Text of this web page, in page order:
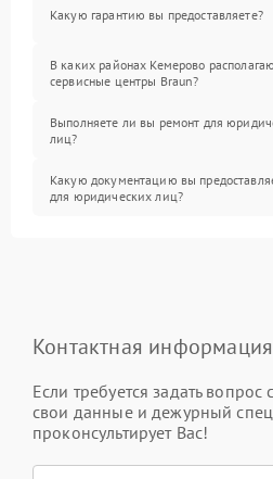
Какую гарантию вы предоставляете?
В каких районах Кемерово
сервисные центры Braun?
Выполняете ли вы ремонт для
лиц?
Какую документацию вы
для юридических лиц?
Контактная информация
Если требуется задать вопрос
свои данные и дежурный
проконсультирует Вас!